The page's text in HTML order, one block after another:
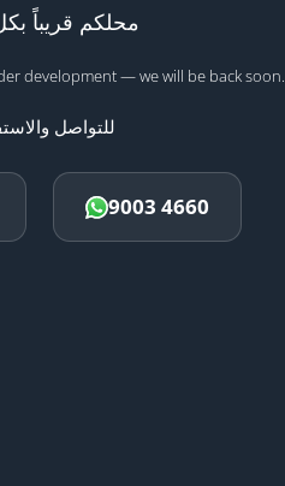
محلكم قريباً
development — we will be back soon.
للتواصل
9003 4660